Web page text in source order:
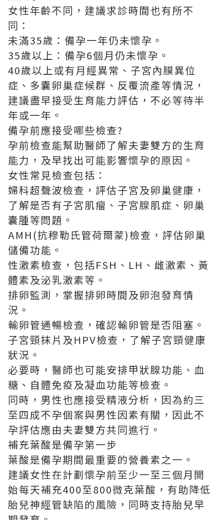
女性年齡不同，建議求診時間也有所不
同：
未滿35歲：備孕一年仍未懷孕。
35歲以上：備孕6個月仍未懷孕。
40歲以上或有月經異常、子宮內膜異位
症、多囊卵巢症候群、反覆流產等情況，
建議盡早接受生育能力評估，不必等待半
年或一年。
備孕前應接受哪些檢查?
孕前檢查能幫助醫師了解夫妻雙方的生育
能力，及早找出可能影響懷孕的原因。
女性常見檢查包括：
婦科超聲波檢查，評估子宮及卵巢健康，
了解是否有子宮肌瘤、子宮腺肌症、卵巢
囊腫等問題。
AMH(抗穆勒氏管荷爾蒙)檢查，評估卵巢
儲備功能。
性激素檢查，包括FSH、LH、雌激素、黃
體素及泌乳激素等。
排卵監測，掌握排卵時間及卵泡發育情
況。
輸卵管通暢檢查，確認輸卵管是否阻塞。
子宮頸抹片及HPV檢查，了解子宮頸健康
狀況。
必要時，醫師也可能安排甲狀腺功能、血
糖、自體免疫及凝血功能等檢查。
同時，男性也應接受精液分析，因為約三
至四成不孕個案與男性因素有關，因此不
孕評估應由夫妻雙方共同進行。
補充葉酸是備孕第一步
葉酸是備孕期間最重要的營養素之一。
建議女性在計劃懷孕前至少一至三個月開
始每天補充400至800微克葉酸，有助降低
胎兒神經管缺陷的風險，同時支持胎兒早